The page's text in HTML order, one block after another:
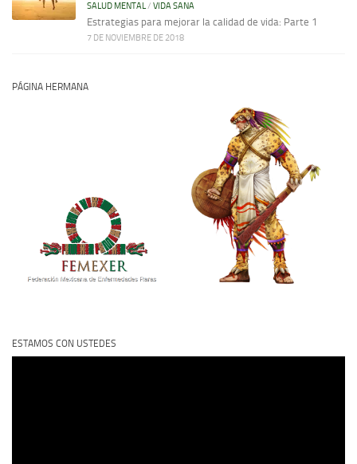
SALUD MENTAL/ VIDA SANA
Estrategias para mejorar la calidad de vida: Parte 1
7 DE NOVIEMBRE DE 2018
PÁGINA HERMANA
ESTAMOS CON USTEDES